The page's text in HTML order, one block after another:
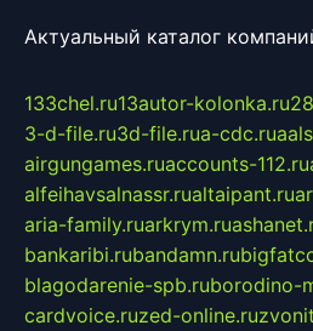
Актуальный каталог
133chel.ru13autor-kolonka.ru
3-d-file.ru3d-file.rua-cdc.ru
airgungames.ruaccounts-112.ru
alfeihavsalnassr.rualtaipant.ru
aria-family.ruarkrym.ru
bankaribi.rubandamn.ru
blagodarenie-spb.ruborodino-
cardvoice.ruzed-online.ru